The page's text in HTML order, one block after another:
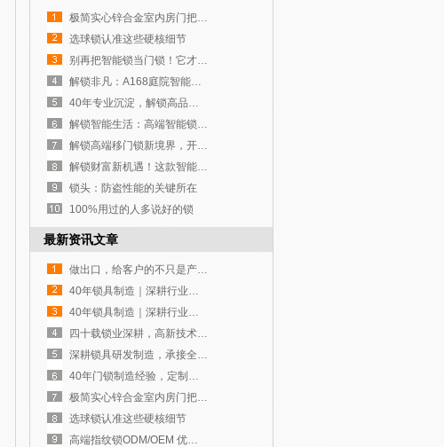
极简实心锌合金室内房门把手 外贸配套门锁五金
选球锁认准这些硬核细节
别再把智能锁当门锁！它才是家门口的「隐形管家」
解锁非凡：A168庭院智能锁，重塑户外庭院安全与奢华
40年专业沉淀，解锁高品质生活
解锁智能生活：高端智能锁，您的不二之选！
解锁高端移门锁新境界，开启工程定制新篇章！
解锁财富新机遇！这款智能锁凭实力征服全球高端客户！
锁头：防盗性能的关键所在
100%用过的人多说好的锁
最新资讯文章
做出口，给客户的不只是产品，更是一份稳稳的安全感
40年锁具制造｜深耕行业，我们究竟不一样在哪？
40年锁具制造｜深耕行业，我们究竟不一样在哪？
四十载锁业深耕，高新技术企业赋能智造
深耕锁具研发制造，承接全球批量定制订单
40年门锁制造经验，定制代工，海内外批量订单直供
极简实心锌合金室内房门把手 外贸配套门锁五金
选球锁认准这些硬核细节
高端指纹锁ODM/OEM 优选厂家